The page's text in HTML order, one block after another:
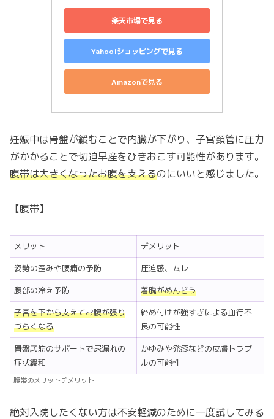
楽天市場で見る
Yahoo!ショッピングで見る
Amazonで見る
妊娠中は骨盤が緩むことで内臓が下がり、子宮頚管に圧力
がかかることで切迫早産をひきおこす可能性があります。
腹帯は大きくなったお腹を支えるのにいいと感じました。
【腹帯】
メリット
デメリット
姿勢の歪みや腰痛の予防
圧迫感、ムレ
腹部の冷え予防
着脱がめんどう
子宮を下から支えてお腹が張り
づらくなる
締め付けが強すぎによる血行不
良の可能性
骨盤底筋のサポートで尿漏れの
症状緩和
かゆみや発疹などの皮膚トラブ
ルの可能性
腹帯のメリットデメリット
絶対入院したくない方は不安軽減のために一度試してみる